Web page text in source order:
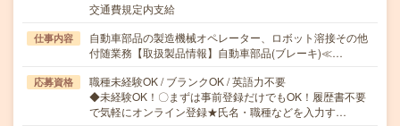
交通費規定内支給
仕事内容
自動車部品の製造機械オペレーター、ロボット溶接その他
付随業務【取扱製品情報】自動車部品(ブレーキ)≪…
応募資格
職種未経験OK / ブランクOK / 英語力不要
◆未経験OK！〇まずは事前登録だけでもOK！履歴書不要
で気軽にオンライン登録★氏名・職種などを入力す…